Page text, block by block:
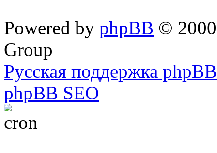
Powered by phpBB ©
Group
Русская поддержка phpBB
phpBB SEO